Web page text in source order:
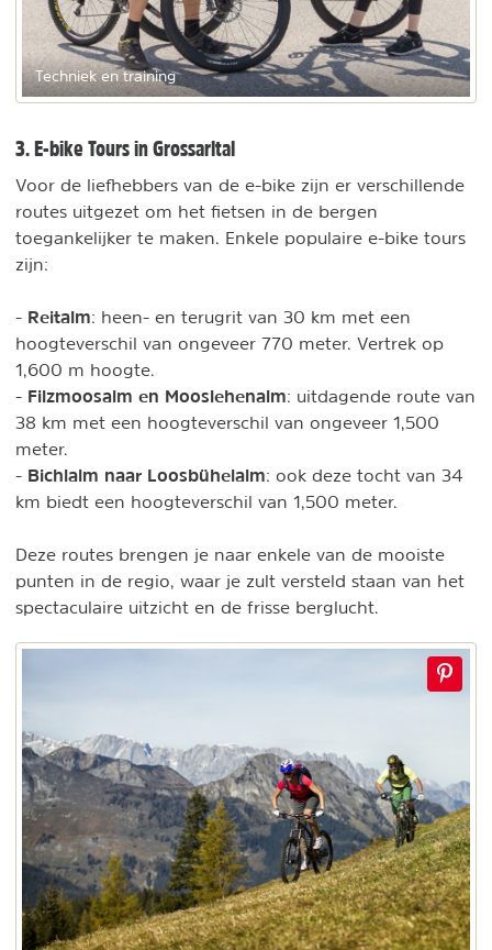
Techniek en training
3. E-bike Tours in Grossarltal
Voor de liefhebbers van de e-bike zijn er verschillende
routes uitgezet om het fietsen in de bergen
toegankelijker te maken. Enkele populaire e-bike tours
zijn:
- Reitalm: heen- en terugrit van 30 km met een
hoogteverschil van ongeveer 770 meter. Vertrek op
1,600 m hoogte.
- Filzmoosalm en Mooslehenalm: uitdagende route van
38 km met een hoogteverschil van ongeveer 1,500
meter.
- Bichlalm naar Loosbühelalm: ook deze tocht van 34
km biedt een hoogteverschil van 1,500 meter.
Deze routes brengen je naar enkele van de mooiste
punten in de regio, waar je zult versteld staan van het
spectaculaire uitzicht en de frisse berglucht.